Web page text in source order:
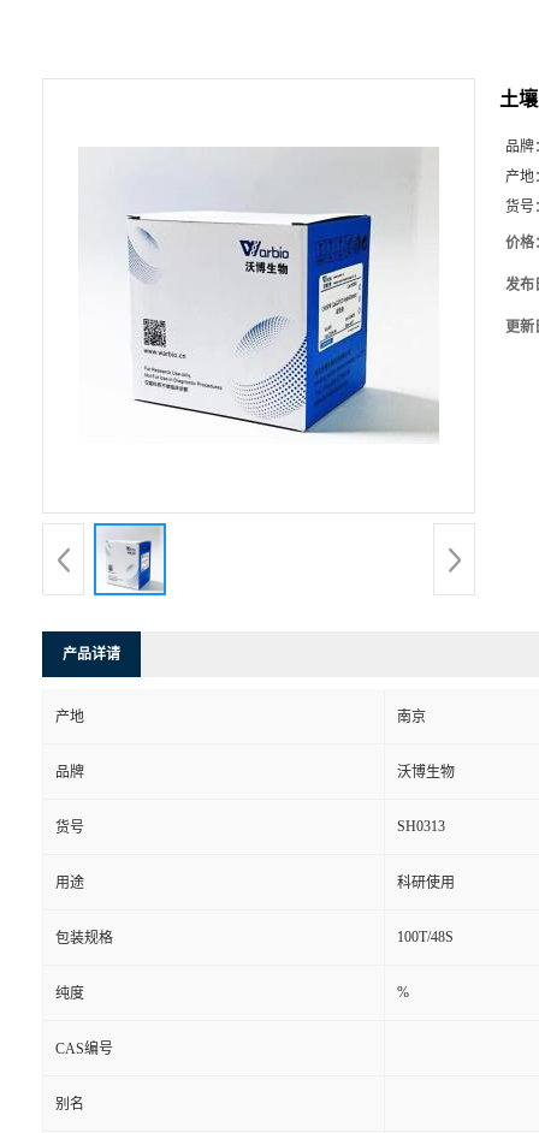
土
品牌
产地
货号
价格
发布
更新
产品详请
产地 南京
品牌 沃博生物
货号 SH0313
用途 科研使用
包装规格 100T/48S
纯度 %
CAS编号
别名